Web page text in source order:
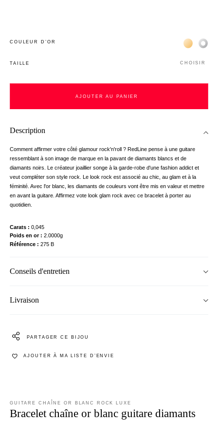
COULEUR D’OR Жёлтое
TAILLE CHOISIR
AJOUTER AU PANIER
AJOUTER AU PANIER
Description
Comment affirmer votre côté glamour rock'n'roll ? RedLine pense à une guitare
ressemblant à son image de marque en la pavant de diamants blancs et de
diamants noirs. Le créateur joaillier songe à la garde-robe d'une fashion addict et
veut compléter son style rock. Le look rock est associé au chic, au glam et à la
féminité. Avec l'or blanc, les diamants de couleurs vont être mis en valeur et mettre
en avant la guitare. Affirmez vote look glam rock avec ce bracelet à porter au
quotidien.
Carats
0,045
Poids en or
2.0000g
Référence
275 B
Conseils d'entretien
Livraison
PARTAGER CE BIJOU
AJOUTER À MA LISTE D’ENVIE
GUITARE CHAÎNE OR BLANC ROCK LUXE
Bracelet chaîne or blanc guitare diamants